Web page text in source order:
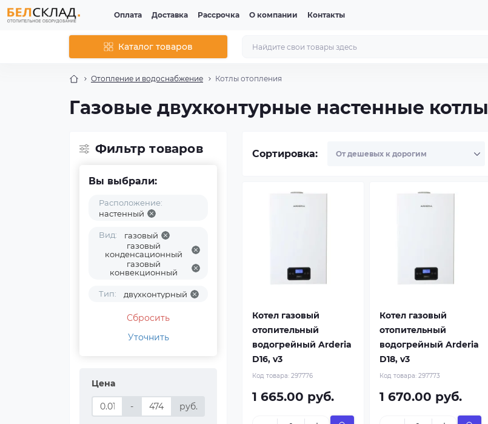
Оплата Доставка Рассрочка О компании Контакты
Каталог товаров
Отопление и водоснабжение Котлы отопления
Газовые двухконтурные настенные котлы
Фильтр товаров
Вы выбрали:
Расположение:
настенный
Вид:
газовый
газовый
конденсационный
газовый
конвекционный
Тип: двухконтурный
Сбросить
Уточнить
Цена
- руб.
Сортировка:
Котел газовый
отопительный
водогрейный Arderia
D16, v3
Код товара: 297776
1 665.00 руб.
Котел газовый
отопительный
водогрейный Arderia
D18, v3
Код товара: 297773
1 670.00 руб.